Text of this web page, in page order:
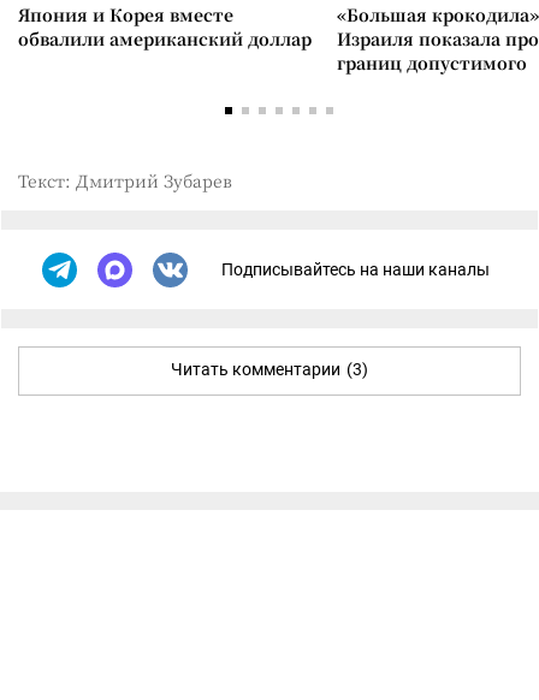
Япония и Корея вместе
обвалили американский доллар
«Большая
Израиля показала
границ допустимого
Текст: Дмитрий Зубарев
Подписывайтесь на наши каналы
Читать комментарии (3)